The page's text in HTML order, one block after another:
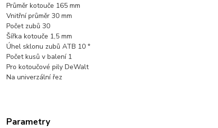
Průměr kotouče 165 mm
Vnitřní průměr 30 mm
Počet zubů 30
Šířka kotouče 1,5 mm
Úhel sklonu zubů ATB 10 °
Počet kusů v balení 1
Pro kotoučové pily DeWalt
Na univerzální řez
Parametry